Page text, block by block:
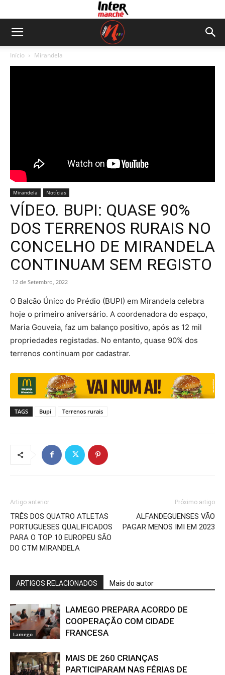
Início Mirandela
Mirandela Notícias
VÍDEO. BUPI: QUASE 90%
DOS TERRENOS RURAIS NO
CONCELHO DE MIRANDELA
CONTINUAM SEM REGISTO
12 de Setembro, 2022
O Balcão Único do Prédio (BUPI) em Mirandela celebra
hoje o primeiro aniversário. A coordenadora do espaço,
Maria Gouveia, faz um balanço positivo, após as 12 mil
propriedades registadas. No entanto, quase 90% dos
terrenos continuam por cadastrar.
TAGS Bupi Terrenos rurais
Artigo anterior
TRÊS DOS QUATRO ATLETAS
PORTUGUESES QUALIFICADOS
PARA O TOP 10 EUROPEU SÃO
DO CTM MIRANDELA
Próximo artigo
ALFANDEGUENSES VÃO
PAGAR MENOS IMI EM 2023
ARTIGOS RELACIONADOS Mais do autor
Lamego
LAMEGO PREPARA ACORDO DE
COOPERAÇÃO COM CIDADE
FRANCESA
MAIS DE 260 CRIANÇAS
PARTICIPARAM NAS FÉRIAS DE